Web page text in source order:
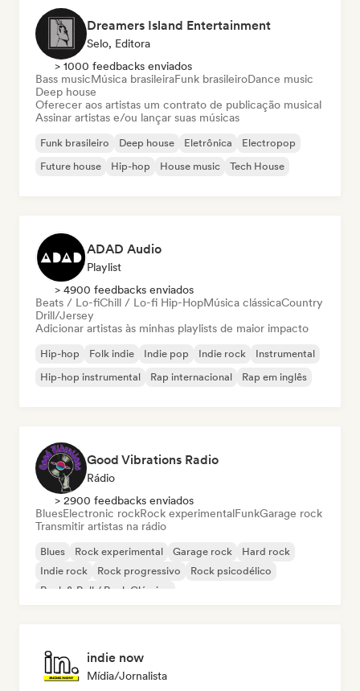
Dreamers Island Entertainment
Selo, Editora
> 1000 feedbacks enviados
Bass musicMúsica brasileiraFunk brasileiroDance music
Deep house
Oferecer aos artistas um contrato de publicação musical
Assinar artistas e/ou lançar suas músicas
Funk brasileiro Deep house Eletrônica
Electropop
Future house
Hip-hop House music Tech House
ADAD Audio
Playlist
> 4900 feedbacks enviados
Beats / Lo-fiChill / Lo-fi Hip-HopMúsica clássicaCountry
Drill/Jersey
Adicionar artistas às minhas playlists de maior impacto
Hip-hop Folk indie Indie pop Indie rock
Instrumental
Hip-hop instrumental
Rap internacional Rap em inglês
Good Vibrations Radio
Rádio
> 2900 feedbacks enviados
BluesElectronic rockRock experimentalFunkGarage rock
Transmitir artistas na rádio
Blues Rock experimental Garage rock
Hard rock
Indie rock
Rock progressivo
Rock psicodélico
Rock & Roll / Rock Clássico
indie now
Mídia/Jornalista